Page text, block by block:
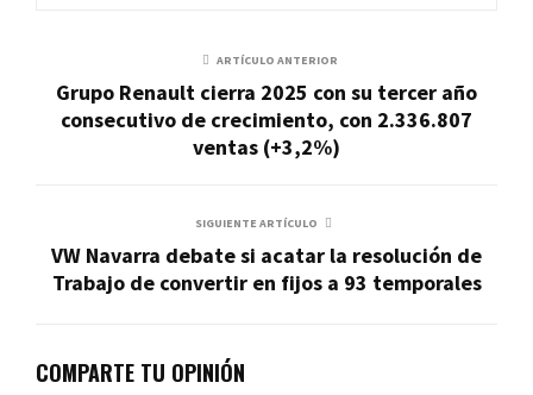
ARTÍCULO ANTERIOR
Grupo Renault cierra 2025 con su tercer año
consecutivo de crecimiento, con 2.336.807
ventas (+3,2%)
SIGUIENTE ARTÍCULO
VW Navarra debate si acatar la resolución de
Trabajo de convertir en fijos a 93 temporales
COMPARTE TU OPINIÓN